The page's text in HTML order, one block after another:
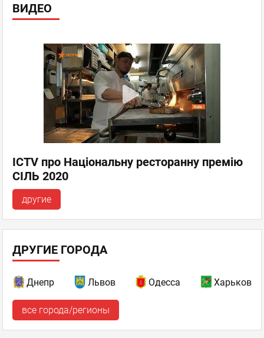
ВИДЕО
ICTV про Національну ресторанну премію
СІЛЬ 2020
другие
ДРУГИЕ ГОРОДА
Днепр Львов Одесса Харьков
все города/регионы